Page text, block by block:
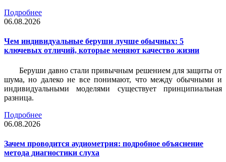
Подробнее
06.08.2026
Чем индивидуальные беруши лучше обычных: 5
ключевых отличий, которые меняют качество жизни
Беруши давно стали привычным решением для защиты от
шума, но далеко не все понимают, что между обычными и
индивидуальными моделями существует принципиальная
разница.
Подробнее
06.08.2026
Зачем проводится аудиометрия: подробное объяснение
метода диагностики слуха